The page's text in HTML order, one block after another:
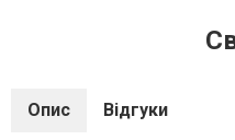
Опис Відгуки